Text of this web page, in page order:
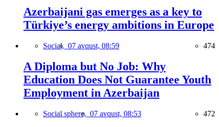
Azerbaijani gas emerges as a key to
Türkiye’s energy ambitions in Europe
Social, 07 avqust, 08:59 474
A Diploma but No Job: Why
Education Does Not Guarantee Youth
Employment in Azerbaijan
Social sphere, 07 avqust, 08:53 472